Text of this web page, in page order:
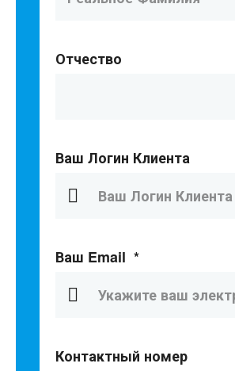
Отчество
Ваш Логин Клиента
Ваш Email *
Контактный номер